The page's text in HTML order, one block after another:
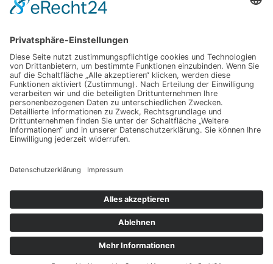
Luxuriöses Haarvolumen ohne Kompromisse – so
Mit Ausstrahlung und Selbstvertrauen überzeugen
Wenn Abschiednehmen zur Herausforderung wird:
Was Sie wirklich wissen sollten
Dein Weg zu einer glatten Haut, die mehr als nur
oberflächlich überzeugt – spür den Unterschied
selbst
Copyright © 2026 Dein Lifecoaching
Datenschutz
Impressum